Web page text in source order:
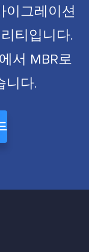
이그레이션
티입니다.
서 MBR로
니다.